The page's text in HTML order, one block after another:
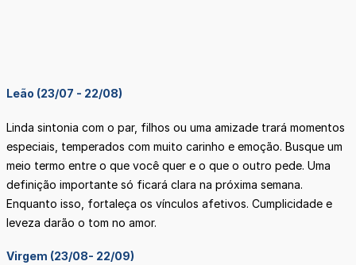
Leão (23/07 - 22/08)
Linda sintonia com o par, filhos ou uma amizade trará momentos
especiais, temperados com muito carinho e emoção. Busque um
meio termo entre o que você quer e o que o outro pede. Uma
definição importante só ficará clara na próxima semana.
Enquanto isso, fortaleça os vínculos afetivos. Cumplicidade e
leveza darão o tom no amor.
Virgem (23/08- 22/09)